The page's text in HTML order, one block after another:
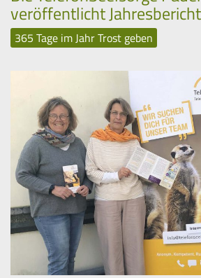
veröffentlicht
365 Tage im Jahr Trost geben